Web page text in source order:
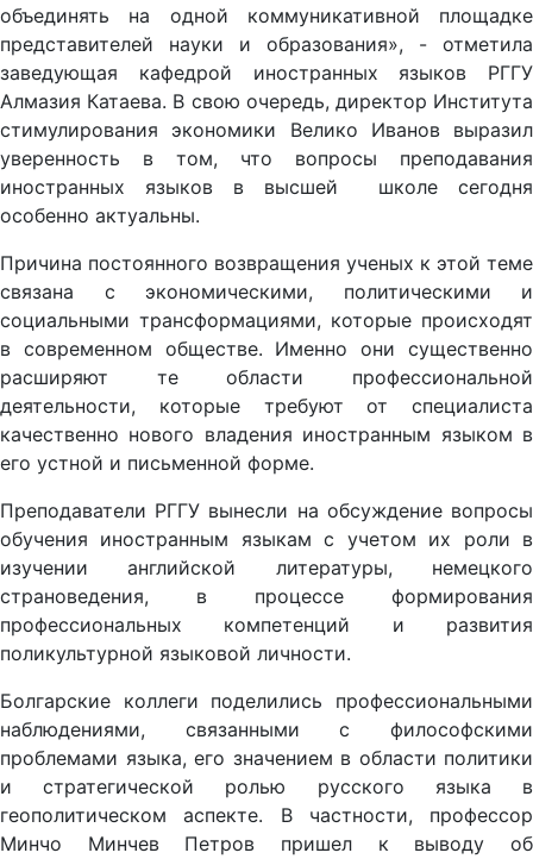
объединять на одной коммуникативной площадке
представителей науки и образования», - отметила
заведующая кафедрой иностранных языков РГГУ
Алмазия Катаева. В свою очередь, директор Института
стимулирования экономики Велико Иванов выразил
уверенность в том, что вопросы преподавания
иностранных языков в высшей школе сегодня
особенно актуальны.
Причина постоянного возвращения ученых к этой теме
связана с экономическими, политическими и
социальными трансформациями, которые происходят
в современном обществе. Именно они существенно
расширяют те области профессиональной
деятельности, которые требуют от специалиста
качественно нового владения иностранным языком в
его устной и письменной форме.
Преподаватели РГГУ вынесли на обсуждение вопросы
обучения иностранным языкам с учетом их роли в
изучении английской литературы, немецкого
страноведения, в процессе формирования
профессиональных компетенций и развития
поликультурной языковой личности.
Болгарские коллеги поделились профессиональными
наблюдениями, связанными с философскими
проблемами языка, его значением в области политики
и стратегической ролью русского языка в
геополитическом аспекте. В частности, профессор
Минчо Минчев Петров пришел к выводу об